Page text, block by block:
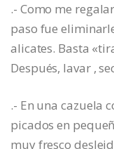
.- Como me
paso fue
alicates. Basta
Después, lavar ,
.- En una cazuela
picados en
muy fresco